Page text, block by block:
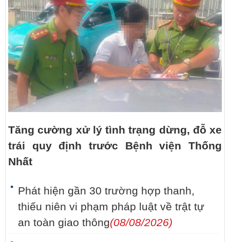
Tăng cường xử lý tình trạng dừng, đỗ xe
trái quy định trước Bệnh viện Thống
Nhất
Phát hiện gần 30 trường hợp thanh,
thiếu niên vi phạm pháp luật về trật tự
an toàn giao thông(08/08/2026)